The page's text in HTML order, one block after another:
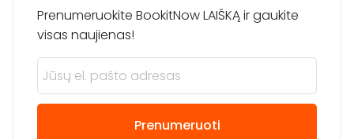
Prenumeruokite BookitNow LAIŠKĄ ir gaukite
visas naujienas!
Prenumeruoti